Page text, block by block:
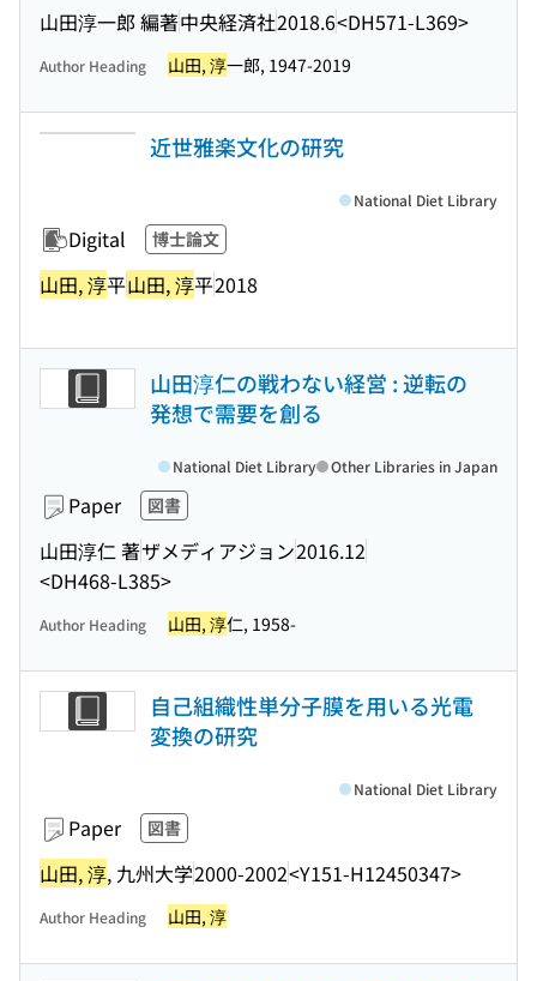
山田淳一郎 編著中央経済社2018.6<DH571-L369>
Author Heading 山田, 淳一郎, 1947-2019
近世雅楽文化の研究
Digital 博士論文
山田, 淳平山田, 淳平2018
National Diet Library
山田淳仁の戦わない経営 : 逆転の
発想で需要を創る
Paper 図書
山田淳仁 著ザメディアジョン2016.12
<DH468-L385>
National Diet Library Other Libraries in Japan
Author Heading 山田, 淳仁, 1958-
自己組織性単分子膜を用いる光電
変換の研究
Paper 図書
山田, 淳, 九州大学2000-2002<Y151-H12450347>
National Diet Library
Author Heading 山田, 淳